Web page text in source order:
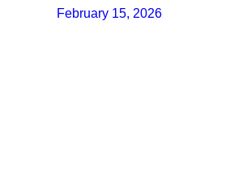
February 15, 2026